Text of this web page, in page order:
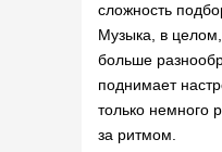
сложность
Музыка, в
больше
поднимает
только немного
за ритмом.